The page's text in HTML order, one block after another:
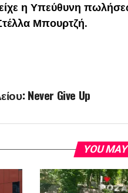
η Υπεύθυνη
Μπουρτζή.
Never Give Up
YOU